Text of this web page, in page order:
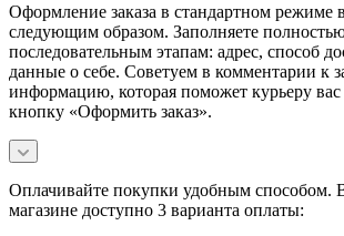
Оформление заказа в стандартном режиме
следующим образом. Заполняете
последовательным этапам: адрес, способ
данные о себе. Советуем в комментарии к
информацию, которая поможет курьеру
кнопку «Оформить заказ».
Оплачивайте покупки удобным способом.
магазине доступно 3 варианта оплаты: